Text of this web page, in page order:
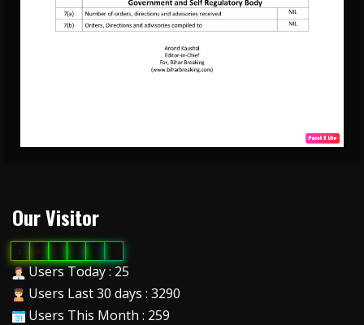
Our Visitor
1 8
Users Today : 25
Users Last 30 days : 3290
Users This Month : 259